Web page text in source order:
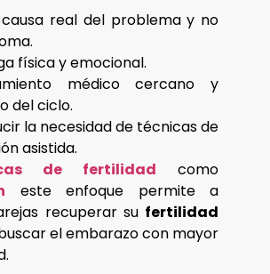
real del problema y no
física y emocional.
médico cercano y
del ciclo.
la necesidad de técnicas de
asistida.
de fertilidad como
este enfoque permite a
recuperar su fertilidad
el embarazo con mayor